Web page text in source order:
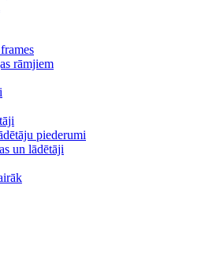
rāmjiem
piederumi
un lādētāji